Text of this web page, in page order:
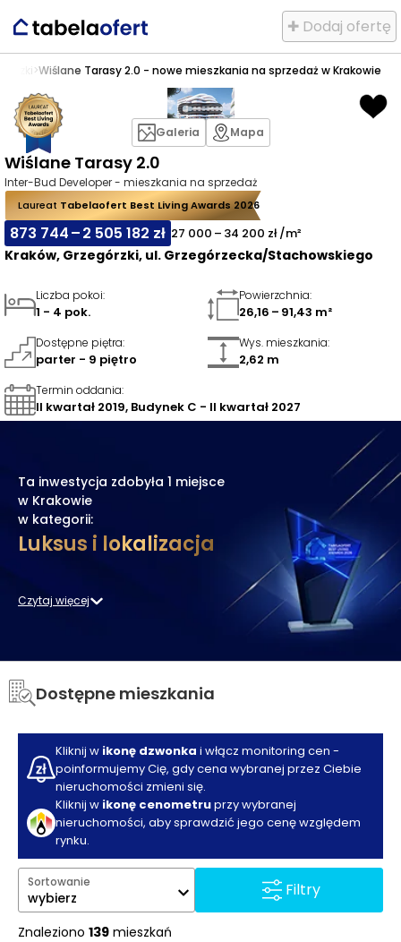
✚ Dodaj ofertę
>Wiślane Tarasy 2.0 - nowe mieszkania na sprzedaż w Krakowie
Wiślane Tarasy 2.0
Inter-Bud Developer - mieszkania na sprzedaż
Laureat Tabelaofert Best Living Awards 2026
873 744 – 2 505 182 zł 27 000 – 34 200 zł /m²
Kraków, Grzegórzki, ul. Grzegórzecka/Stachowskiego
Galeria Mapa
Liczba pokoi:
1 - 4 pok.
Powierzchnia:
26,16 – 91,43 m²
Dostępne piętra:
parter - 9 piętro
Wys. mieszkania:
2,62 m
Termin oddania:
II kwartał 2019, Budynek C - II kwartał 2027
Ta inwestycja zdobyła 1 miejsce
w Krakowie
w kategorii:
Luksus i lokalizacja
Czytaj więcej
Dostępne mieszkania
Kliknij w ikonę dzwonka i włącz monitoring cen -
poinformujemy Cię, gdy cena wybranej przez Ciebie
nieruchomości zmieni się.
Kliknij w ikonę cenometruprzy wybranej
nieruchomości, aby sprawdzić jego cenę względem
rynku.
Filtry
Sortowanie
wybierz
Znaleziono 139 mieszkań